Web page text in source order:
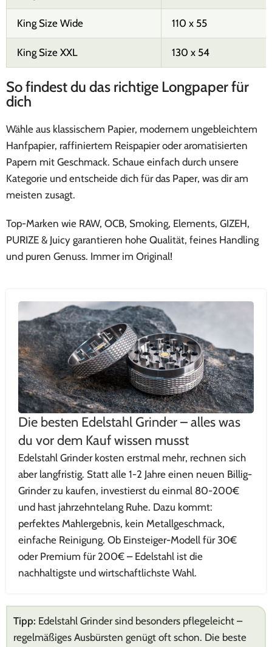
King Size Wide 110 x 55
King Size XXL 130 x 54
So findest du das richtige Longpaper für
dich
Wähle aus klassischem Papier, modernem ungebleichtem
Hanfpapier, raffiniertem Reispapier oder aromatisierten
Papern mit Geschmack. Schaue einfach durch unsere
Kategorie und entscheide dich für das Paper, was dir am
meisten zusagt.
Top-Marken wie RAW, OCB, Smoking, Elements, GIZEH,
PURIZE & Juicy garantieren hohe Qualität, feines Handling
und puren Genuss. Immer im Original!
Die besten Edelstahl Grinder – alles was
du vor dem Kauf wissen musst
Edelstahl Grinder kosten erstmal mehr, rechnen sich
aber langfristig. Statt alle 1-2 Jahre einen neuen Billig-
Grinder zu kaufen, investierst du einmal 80-200€
und hast jahrzehntelang Ruhe. Dazu kommt:
perfektes Mahlergebnis, kein Metallgeschmack,
einfache Reinigung. Ob Einsteiger-Modell für 30€
oder Premium für 200€ – Edelstahl ist die
nachhaltigste und wirtschaftlichste Wahl.
Tipp: Edelstahl Grinder sind besonders pflegeleicht –
regelmäßiges Ausbürsten genügt oft schon. Die beste